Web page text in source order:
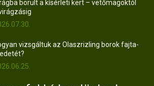
borult a kísérleti kert – vetőmagoktól
vizsgáltuk az Olaszrizling borok fajta-